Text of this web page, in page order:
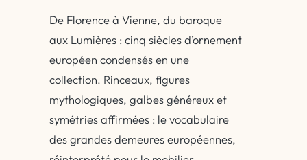
De Florence à Vienne, du baroque
aux Lumières : cinq siècles d’ornement
européen condensés en une
collection. Rinceaux, figures
mythologiques, galbes généreux et
symétries affirmées : le vocabulaire
des grandes demeures européennes,